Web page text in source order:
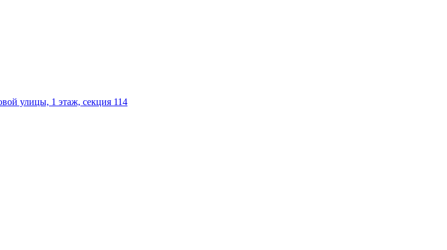
улицы, 1 этаж, секция 114